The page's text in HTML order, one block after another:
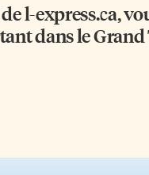
l-express.ca,
dans le